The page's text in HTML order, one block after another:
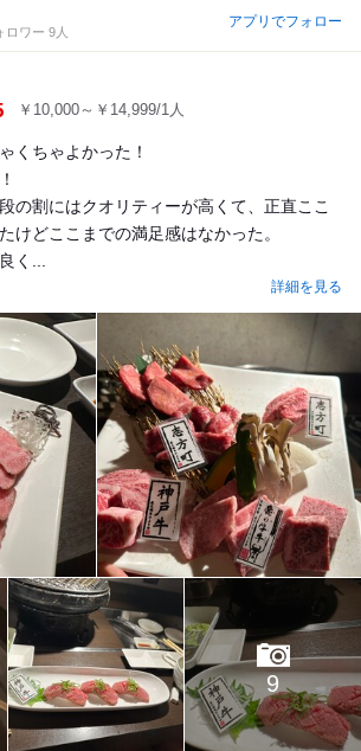
ロワー 9人
アプリでフォロー
￥10,000～￥14,999/1人
くちゃよかった！
の割にはクオリティーが高くて、正直ここ
けどここまでの満足感はなかった。
く...
詳細を見る
9